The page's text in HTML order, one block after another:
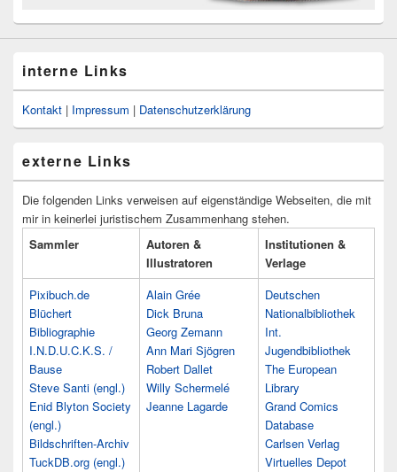
interne Links
Kontakt | Impressum | Datenschutzerklärung
externe Links
Die folgenden Links verweisen auf eigenständige Webseiten, die mit
mir in keinerlei juristischem Zusammenhang stehen.
Sammler
Autoren &
Illustratoren
Institutionen &
Verlage
Pixibuch.de
Blüchert
Bibliographie
I.N.D.U.C.K.S. /
Bause
Steve Santi (engl.)
Enid Blyton Society
(engl.)
Bildschriften-Archiv
TuckDB.org (engl.)
Alain Grée
Dick Bruna
Georg Zemann
Ann Mari Sjögren
Robert Dallet
Willy Schermelé
Jeanne Lagarde
Deutschen
Nationalbibliothek
Int.
Jugendbibliothek
The European
Library
Grand Comics
Database
Carlsen Verlag
Virtuelles Depot